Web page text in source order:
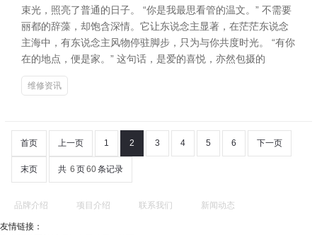
束光，照亮了普通的日子。 “你是我最思看管的温文。” 不需要
丽都的辞藻，却饱含深情。它让东说念主显著，在茫茫东说念
主海中，有东说念主风物停驻脚步，只为与你共度时光。 “有你
在的地点，便是家。” 这句话，是爱的喜悦，亦然包摄的
维修资讯
首页 上一页 1 2 3 4 5 6 下一页
末页 共 6 页60条记录
品牌介绍 项目介绍 联系我们 新闻动态
友情链接：